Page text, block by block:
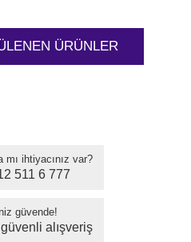
ÜRÜNLER
mı ihtiyacınız var?
511 6 777
güvende!
alışveriş